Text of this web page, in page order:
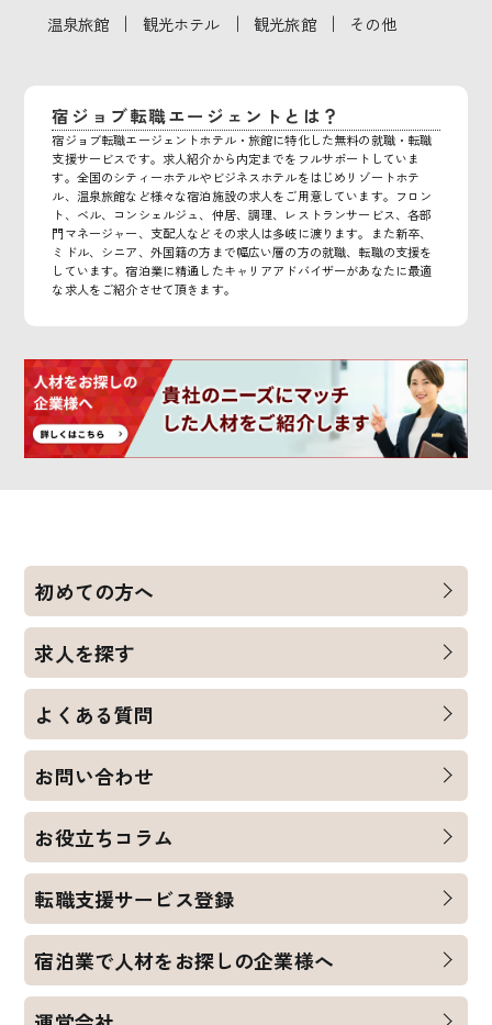
温泉旅館 ｜ 観光ホテル ｜ 観光旅館 ｜ その他
宿ジョブ転職エージェントとは？
宿ジョブ転職エージェントホテル・旅館に特化した無料の就職・転職
支援サービスです。求人紹介から内定までをフルサポートしていま
す。全国のシティーホテルやビジネスホテルをはじめリゾートホテ
ル、温泉旅館など様々な宿泊施設の求人をご用意しています。フロン
ト、ベル、コンシェルジュ、仲居、調理、レストランサービス、各部
門マネージャー、支配人などその求人は多岐に渡ります。また新卒、
ミドル、シニア、外国籍の方まで幅広い層の方の就職、転職の支援を
しています。宿泊業に精通したキャリアアドバイザーがあなたに最適
な求人をご紹介させて頂きます。
初めての方へ
求人を探す
よくある質問
お問い合わせ
お役立ちコラム
転職支援サービス登録
宿泊業で人材をお探しの企業様へ